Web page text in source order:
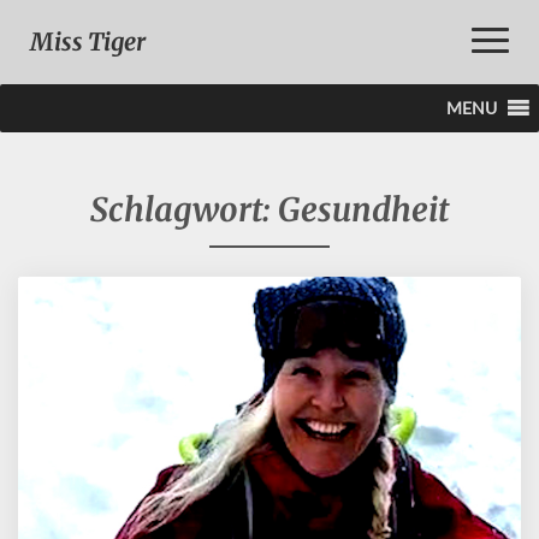
Toggle
Miss Tiger
MENU
Schlagwort: Gesundheit